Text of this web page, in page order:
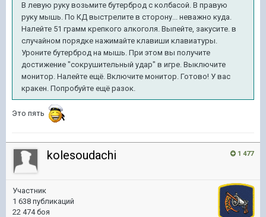
В левую руку возьмите бутерброд с колбасой. В правую
руку мышь. По КД выстрелите в сторону... неважно куда.
Налейте 51 грамм крепкого алкоголя. Выпейте, закусите. в
случайном порядке нажимайте клавиши клавиатуры.
Уроните бутерброд на мышь. При этом вы получите
достижение "сокрушительный удар" в игре. Выключите
монитор. Налейте ещё. Включите монитор. Готово! У вас
кракен. Попробуйте ещё разок.
Это пять
1 477
kolesoudachi
Участник
1 638 публикаций
22 474 боя